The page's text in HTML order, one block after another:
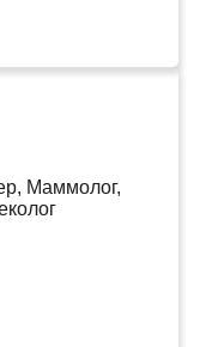
Маммолог,